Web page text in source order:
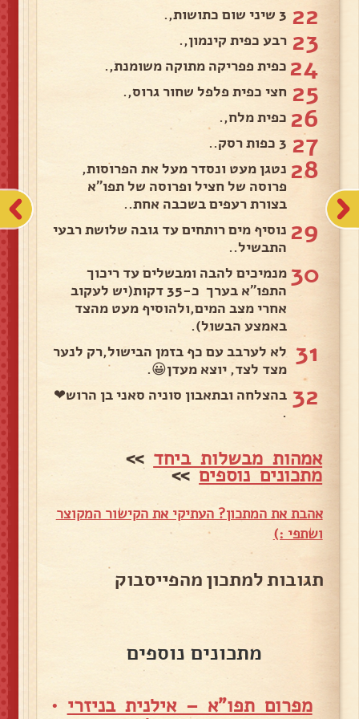
22 3 שיני שום כתושות,.
23 רבע כפית קינמון,.
24 כפית פפריקה מתוקה משומנת,.
25 חצי כפית פלפל שחור גרוס,.
26 כפית מלח,.
27 3 כפות רסק..
28 נטגן מעט ונסדר מעל את הפרוסות,
פרוסה של חציל ופרוסה של תפו"א
בצורת רעפים בשכבה אחת..
29 נוסיף מים רותחים עד גובה שלושת רבעי
התבשיל..
30 מנמיכים להבה ומבשלים עד ריכוך
התפו"א בערך כ-35 דקות(יש לעקוב
אחרי מצב המים,ולהוסיף מעט מהצד
באמצע הבשול).
31 לא לערבב עם כף בזמן הבישול,רק לנער
מצד לצד, יוצא מעדן😀.
32 בהצלחה ובתאבון סוניה סאני בן הרוש❤
.
אמהות מבשלות ביחד >>
מתכונים נוספים>>
אהבת את המתכון? העתיקי את הקישור המקוצר
ושתפי :)
תגובות למתכון מהפייסבוק
מתכונים נוספים
מפרום תפו"א – אילנית בניזרי •